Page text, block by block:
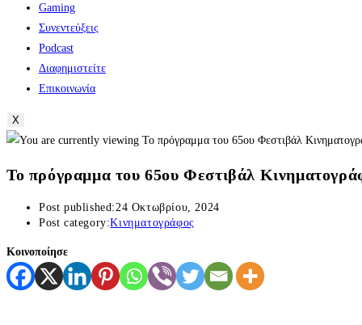
Gaming
Συνεντεύξεις
Podcast
Διαφημιστείτε
Επικοινωνία
X
Το πρόγραμμα του 65ου Φεστιβάλ
Post published: 24 Οκτωβρίου, 2024
Post category:Κινηματογράφος
Κοινοποίησε